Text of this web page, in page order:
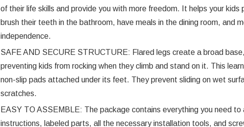
of their life skills and provide you with more freedom. It helps your kids
brush their teeth in the bathroom, have meals in the dining room, and
independence.
SAFE AND SECURE STRUCTURE: Flared legs create a broad
preventing kids from rocking when they climb and stand on it. This
non-slip pads attached under its feet. They prevent sliding on wet
scratches.
EASY TO ASSEMBLE: The package contains everything you need
instructions, labeled parts, all the necessary installation tools, and